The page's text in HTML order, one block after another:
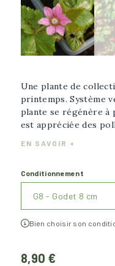
Une plante de
printemps. Système
plante se régénère à
est appréciée des
EN SAVOIR +
Conditionnement
Bien choisir son
8,90 €